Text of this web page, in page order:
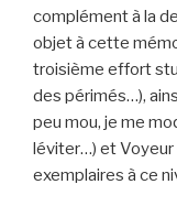
complément à la
objet à cette
troisième effort
des périmés…),
peu mou, je me
léviter…) et
exemplaires à ce